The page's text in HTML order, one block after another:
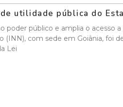
utilidade pública do
público e amplia o acesso a
com sede em Goiânia, foi
Lei